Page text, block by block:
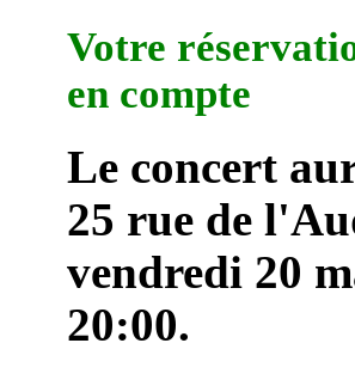
Votre
en compte
Le concert
25 rue de
vendredi 20
20:00.